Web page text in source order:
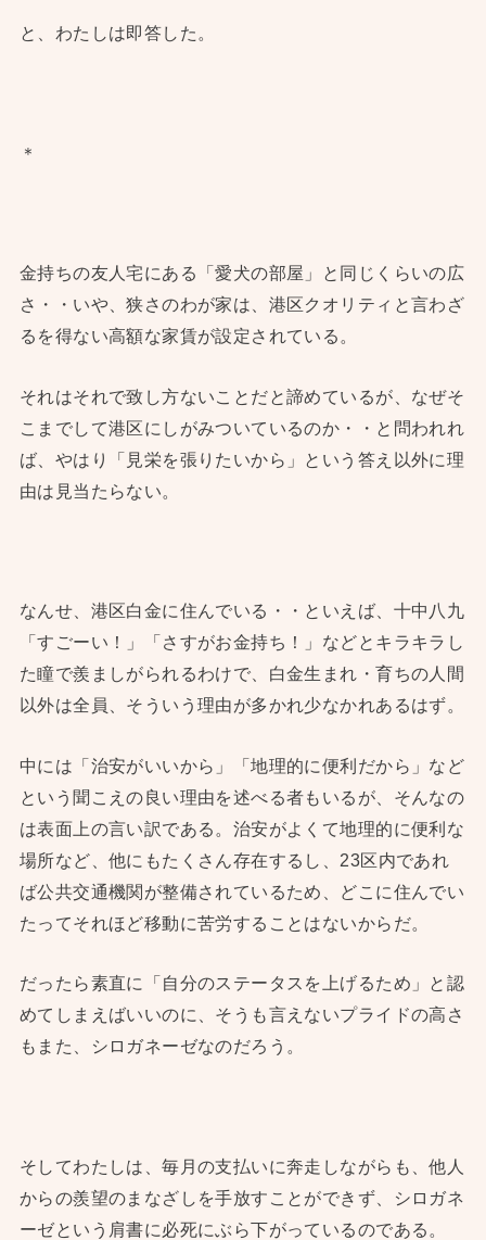
と、わたしは即答した。
＊
金持ちの友人宅にある「愛犬の部屋」と同じくらいの広
さ・・いや、狭さのわが家は、港区クオリティと言わざ
るを得ない高額な家賃が設定されている。
それはそれで致し方ないことだと諦めているが、なぜそ
こまでして港区にしがみついているのか・・と問われれ
ば、やはり「見栄を張りたいから」という答え以外に理
由は見当たらない。
なんせ、港区白金に住んでいる・・といえば、十中八九
「すごーい！」「さすがお金持ち！」などとキラキラし
た瞳で羨ましがられるわけで、白金生まれ・育ちの人間
以外は全員、そういう理由が多かれ少なかれあるはず。
中には「治安がいいから」「地理的に便利だから」など
という聞こえの良い理由を述べる者もいるが、そんなの
は表面上の言い訳である。治安がよくて地理的に便利な
場所など、他にもたくさん存在するし、23区内であれ
ば公共交通機関が整備されているため、どこに住んでい
たってそれほど移動に苦労することはないからだ。
だったら素直に「自分のステータスを上げるため」と認
めてしまえばいいのに、そうも言えないプライドの高さ
もまた、シロガネーゼなのだろう。
そしてわたしは、毎月の支払いに奔走しながらも、他人
からの羨望のまなざしを手放すことができず、シロガネ
ーゼという肩書に必死にぶら下がっているのである。